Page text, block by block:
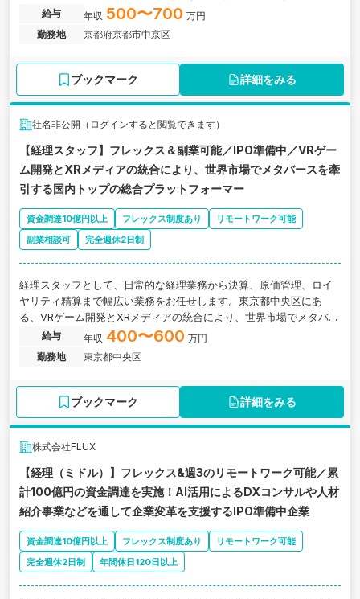
給与 年収 500〜700 万円
勤務地
京都府京都市中京区
ブックマーク 詳細をみる
社名非公開（ログインすると閲覧できます）
【経理スタッフ】フレックス＆副業可能／IPO準備中／VRゲー
ム開発とXRメディアの統合により、世界市場でメタバースを牽
引する国内トップの総合プラットフォーマー
資金調達10億円以上 フレックス制度あり
リモートワーク可能
副業相談可
完全週休2日制
経理スタッフとして、日常的な経理業務から決算、原価管理、ロイ
ヤリティ精算まで幅広い業務をお任せします。東京都中央区にあ
る、VRゲーム開発とXRメディアの統合により、世界市場でメタバー
スを牽引する国内トップの総合プラットフォーマーであるIPO準備中
企業の求人です。
給与 年収 400〜600 万円
勤務地
東京都中央区
ブックマーク 詳細をみる
株式会社FLUX
【経理（ミドル）】フレックス&週3のリモートワーク可能／累
計100億円の資金調達を実施！AI活用によるDXコンサルや人材
紹介事業などを通して企業変革を支援するIPO準備中企業
資金調達10億円以上 フレックス制度あり
リモートワーク可能
完全週休2日制
年間休日120日以上